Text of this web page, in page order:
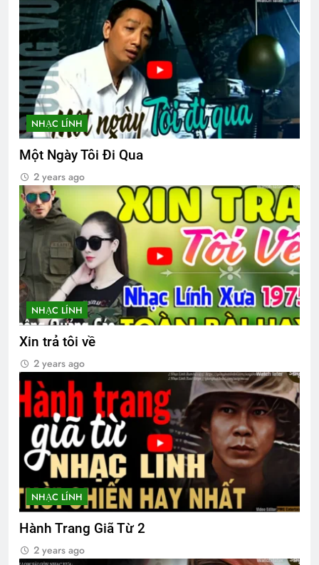
MÀU ÁO TÔI YÊU
3 Years Ago
HOA ĐÀO (Lỗ Tấn)
3 Years Ago
Tình Anh Lính Chiến
2 Years Ago
2 Years Ago
Hành Trang Giã Từ
2 Years Ago
HOA CÒN ĐÓ, NGƯỜI NAY ĐÂU (Thôi
Hộ)
Bến Xuân Xanh – DTT – Mai Hương
2 Years Ago
Đoản Ca Xuân
2 Years Ago
CTBCTY Tập III chương 30
NHẠC LÍNH
Một Ngày Tôi Đi Qua
2 years ago
NHẠC LÍNH
Xin trả tôi về
2 years ago
NHẠC LÍNH
Hành Trang Giã Từ 2
2 years ago